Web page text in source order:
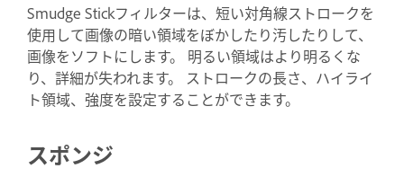
Smudge Stickフィルターは、短い対角線ストロークを
使用して画像の暗い領域をぼかしたり汚したりして、
画像をソフトにします。 明るい領域はより明るくな
り、詳細が失われます。 ストロークの長さ、ハイライ
ト領域、強度を設定することができます。
スポンジ